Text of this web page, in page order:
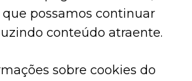
que possamos continuar
conteúdo atraente.
sobre cookies do